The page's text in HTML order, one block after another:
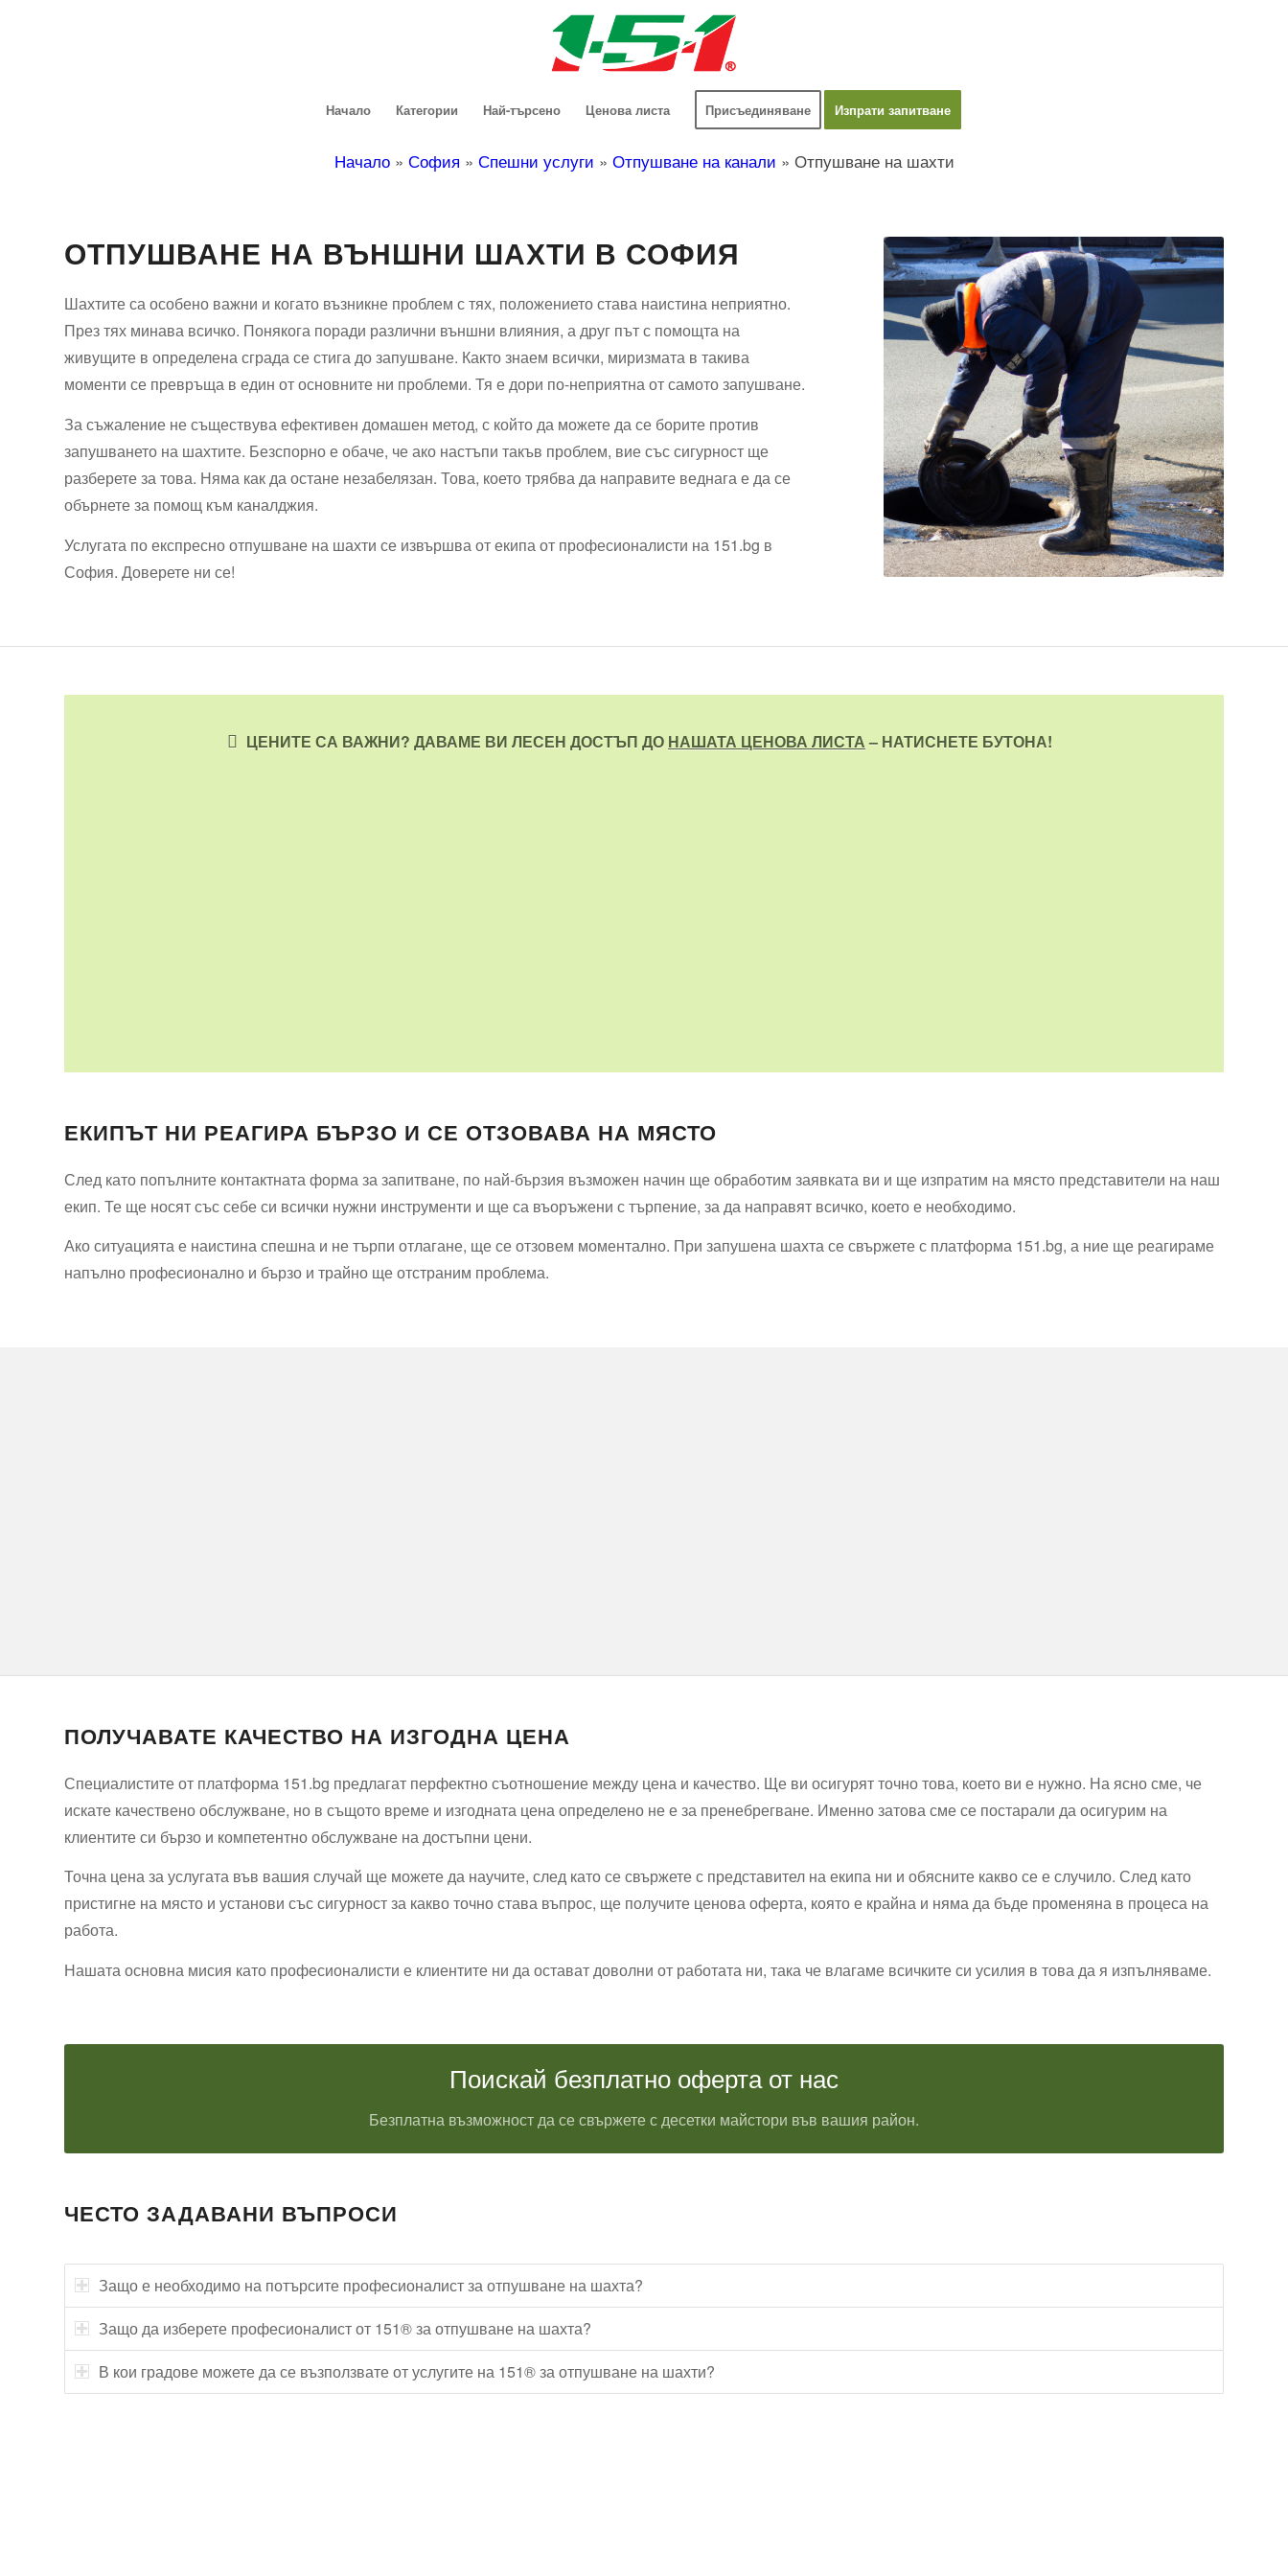
Начало Категории Най-търсено Ценова листа Присъединяване Изпрати запитване
Начало» София » Спешни услуги » Отпушване на канали » Отпушване на шахти
ОТПУШВАНЕ НА ВЪНШНИ ШАХТИ В СОФИЯ
Шахтите са особено важни и когато възникне проблем с тях, положението става наистина неприятно.
През тях минава всичко. Понякога поради различни външни влияния, а друг път с помощта на
живущите в определена сграда се стига до запушване. Както знаем всички, миризмата в такива
моменти се превръща в един от основните ни проблеми. Тя е дори по-неприятна от самото запушване.
За съжаление не съществува ефективен домашен метод, с който да можете да се борите против
запушването на шахтите. Безспорно е обаче, че ако настъпи такъв проблем, вие със сигурност ще
разберете за това. Няма как да остане незабелязан. Това, което трябва да направите веднага е да се
обърнете за помощ към каналджия.
Услугата по експресно отпушване на шахти се извършва от екипа от професионалисти на 151.bg в
София. Доверете ни се!
ЦЕНИТЕ СА ВАЖНИ? ДАВАМЕ ВИ ЛЕСЕН ДОСТЪП ДО НАШАТА ЦЕНОВА ЛИСТА– НАТИСНЕТЕ БУТОНА!
ЕКИПЪТ НИ РЕАГИРА БЪРЗО И СЕ ОТЗОВАВА НА МЯСТО
След като попълните контактната форма за запитване, по най-бързия възможен начин ще обработим заявката ви и ще изпратим на място представители на наш
екип. Те ще носят със себе си всички нужни инструменти и ще са въоръжени с търпение, за да направят всичко, което е необходимо.
Ако ситуацията е наистина спешна и не търпи отлагане, ще се отзовем моментално. При запушена шахта се свържете с платформа 151.bg, а ние ще реагираме
напълно професионално и бързо и трайно ще отстраним проблема.
ПОЛУЧАВАТЕ КАЧЕСТВО НА ИЗГОДНА ЦЕНА
Специалистите от платформа 151.bg предлагат перфектно съотношение между цена и качество. Ще ви осигурят точно това, което ви е нужно. На ясно сме, че
искате качествено обслужване, но в същото време и изгодната цена определено не е за пренебрегване. Именно затова сме се постарали да осигурим на
клиентите си бързо и компетентно обслужване на достъпни цени.
Точна цена за услугата във вашия случай ще можете да научите, след като се свържете с представител на екипа ни и обясните какво се е случило. След като
пристигне на място и установи със сигурност за какво точно става въпрос, ще получите ценова оферта, която е крайна и няма да бъде променяна в процеса на
работа.
Нашата основна мисия като професионалисти е клиентите ни да остават доволни от работата ни, така че влагаме всичките си усилия в това да я изпълняваме.
Поискай безплатно оферта от нас
Безплатна възможност да се свържете с десетки майстори във вашия район.
ЧЕСТО ЗАДАВАНИ ВЪПРОСИ
Защо е необходимо на потърсите професионалист за отпушване на шахта?
Защо да изберете професионалист от 151® за отпушване на шахта?
В кои градове можете да се възползвате от услугите на 151® за отпушване на шахти?